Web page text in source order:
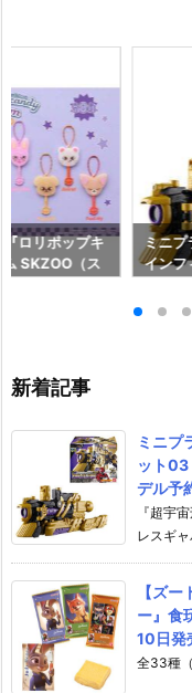
ロリポップキ
SKZOO（ス
ミニプ
インフ
ラモ
新着記事
ミニプ
ット03
デル予
『超宇
レスギ
【ズ
ー』食
10日発
全33種